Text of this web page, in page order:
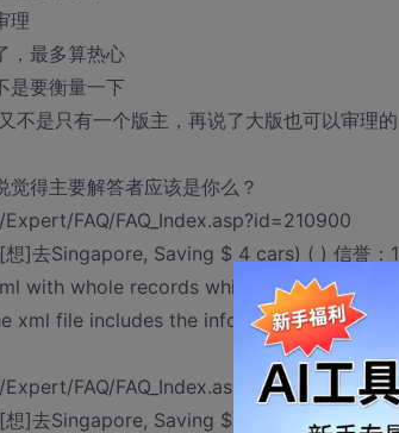
理
，最多算热心
是要衡量一下
不是只有一个版主，再说了大版也可以审理的
得主要解答者应该是你么？
FAQ/FAQ_Index.asp?id=210900
]去Singapore, Saving $ 4 cars) ( ) 信誉
with whole records which you should
xml file includes the information whole
FAQ/FAQ_Index.asp?id=210901
]去Singapore, Saving $ 4 cars) ( ) 信誉：